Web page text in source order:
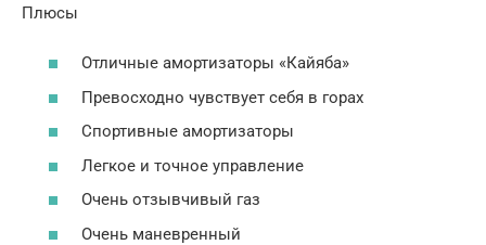
Плюсы
Отличные амортизаторы «Кайяба»
Превосходно чувствует себя в горах
Спортивные амортизаторы
Легкое и точное управление
Очень отзывчивый газ
Очень маневренный